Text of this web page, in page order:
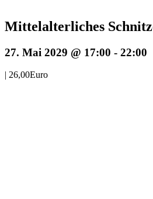
Mittelalterliches
27. Mai 2029 @ 17:00 - 22:00
| 26,00Euro